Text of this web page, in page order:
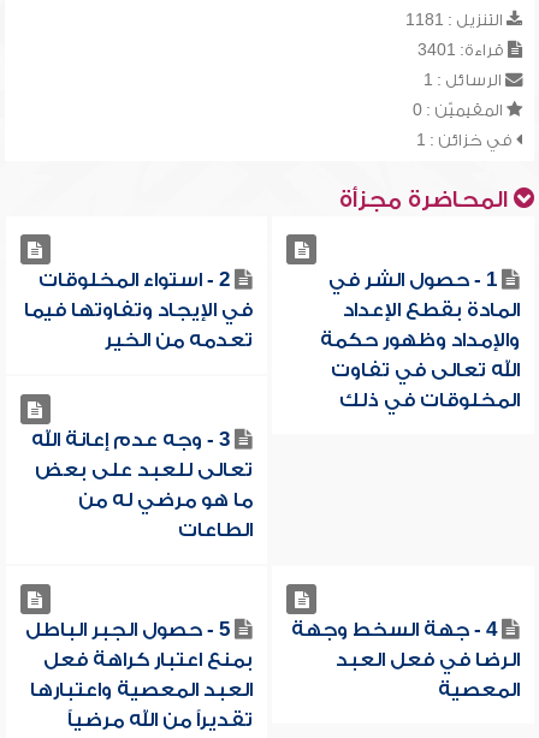
التنزيل : 1181
قراءة: 3401
الرسائل : 1
المقيميّن : 0
في خزائن : 1
المحاضرة مجزأة
1 - حصول الشر في
المادة بقطع الإعداد
والإمداد وظهور حكمة
الله تعالى في تفاوت
المخلوقات في ذلك
2 - استواء المخلوقات
في الإيجاد وتفاوتها فيما
تعدمه من الخير
3 - وجه عدم إعانة الله
تعالى للعبد على بعض
ما هو مرضي له من
الطاعات
4 - جهة السخط وجهة
الرضا في فعل العبد
المعصية
5 - حصول الجبر الباطل
بمنع اعتبار كراهة فعل
العبد المعصية واعتبارها
تقديراً من الله مرضياً